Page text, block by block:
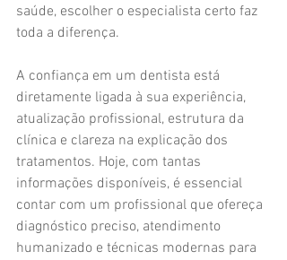
saúde, escolher o especialista certo faz
toda a diferença.
A confiança em um dentista está
diretamente ligada à sua experiência,
atualização profissional, estrutura da
clínica e clareza na explicação dos
tratamentos. Hoje, com tantas
informações disponíveis, é essencial
contar com um profissional que ofereça
diagnóstico preciso, atendimento
humanizado e técnicas modernas para